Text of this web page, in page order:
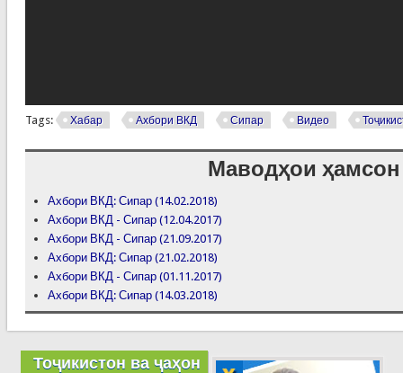
Tags: Хабар Ахбори ВКД Сипар Видео
Маводҳои ҳамсон
Ахбори ВКД: Сипар (14.02.2018)
Ахбори ВКД - Сипар (12.04.2017)
Ахбори ВКД - Сипар (21.09.2017)
Ахбори ВКД: Сипар (21.02.2018)
Ахбори ВКД - Сипар (01.11.2017)
Ахбори ВКД: Сипар (14.03.2018)
Тоҷикистон ва ҷаҳон